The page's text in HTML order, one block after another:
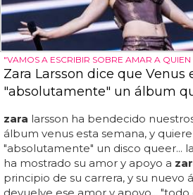
"VAMOS A ESCRIBIR SOBRE AMAR A
Zara Larsson dice que Venus
"absolutamente" un álbum
zara larsson ha bendecido
álbum venus esta semana, y
"absolutamente" un disco queer...
ha mostrado su amor y apoyo a
principio de su carrera, y su nuevo
devuelve ese amor y apoyo...